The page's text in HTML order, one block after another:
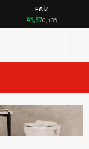
FAİZ
41,57 0,10%